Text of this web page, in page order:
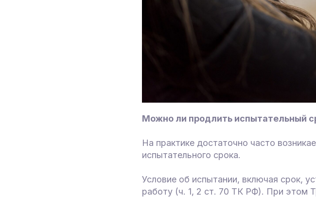
Можно ли продлить испытательный
На практике достаточно часто
испытательного срока.
Условие об испытании, включая срок,
работу (ч. 1, 2 ст. 70 ТК РФ). При этом